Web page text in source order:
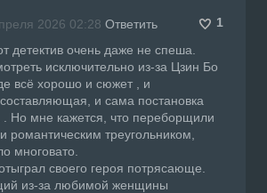
2026 02:28 Ответить
1
детектив очень даже не спеша.
исключительно из-за Цзин Бо
всё хорошо и сюжет , и
и сама постановка
Но мне кажется, что переборщили
романтическим треугольником,
многовато.
своего героя потрясающе.
из-за любимой женщины